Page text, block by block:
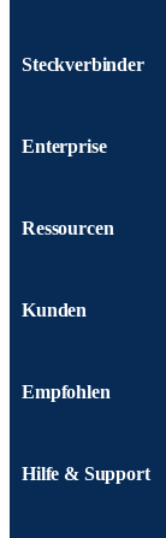
Steckverbinder
Enterprise
Ressourcen
Kunden
Empfohlen
Hilfe & Support